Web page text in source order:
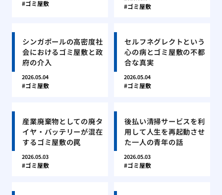
ゴミ屋敷 ゴミ屋敷
シンガポールの高密度社
会におけるゴミ屋敷と政
府の介入
2026.05.04
ゴミ屋敷
セルフネグレクトという
心の病とゴミ屋敷の不都
合な真実
2026.05.04
ゴミ屋敷
産業廃棄物としての廃タ
イヤ・バッテリーが混在
するゴミ屋敷の罠
2026.05.03
ゴミ屋敷
後払い清掃サービスを利
用して人生を再起動させ
た一人の青年の話
2026.05.03
ゴミ屋敷